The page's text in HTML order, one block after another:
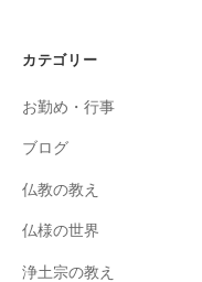
c
b
o
o
k
a
カテゴリー
お勤め・行事
ブログ
仏教の教え
仏様の世界
浄土宗の教え